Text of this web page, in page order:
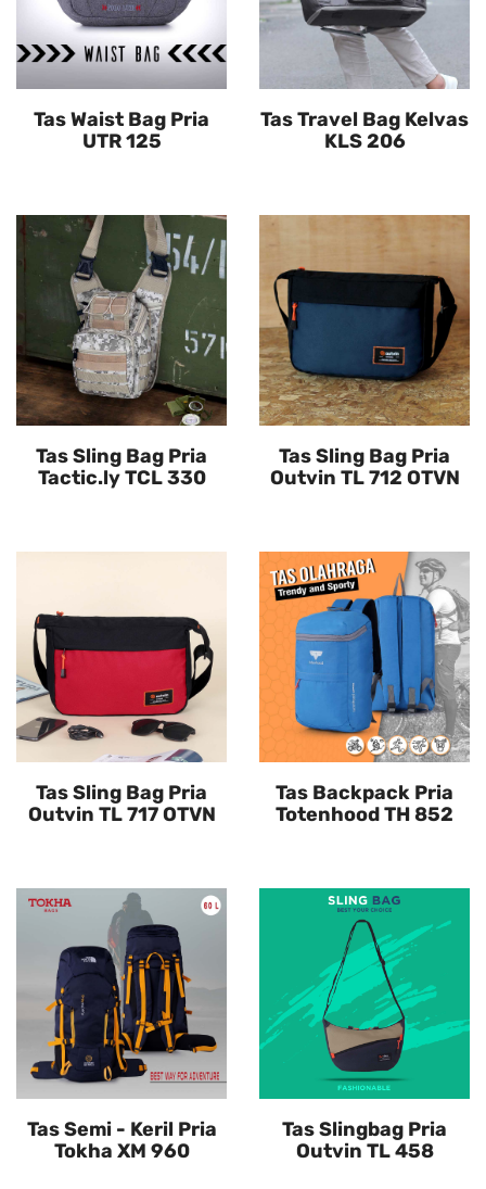
Tas Waist Bag Pria
UTR 125
Tas Travel Bag Kelvas
KLS 206
Tas Sling Bag Pria
Tactic.ly TCL 330
Tas Sling Bag Pria
Outvin TL 712 OTVN
Tas Sling Bag Pria
Outvin TL 717 OTVN
Tas Backpack Pria
Totenhood TH 852
Tas Semi - Keril Pria
Tokha XM 960
Tas Slingbag Pria
Outvin TL 458